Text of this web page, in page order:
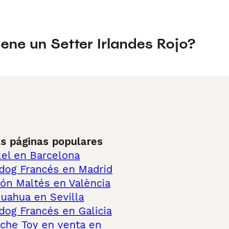
un Setter Irlandes Rojo?
páginas populares
en Barcelona
Francés en Madrid
Maltés en València
en Sevilla
Francés en Galicia
Toy en venta en